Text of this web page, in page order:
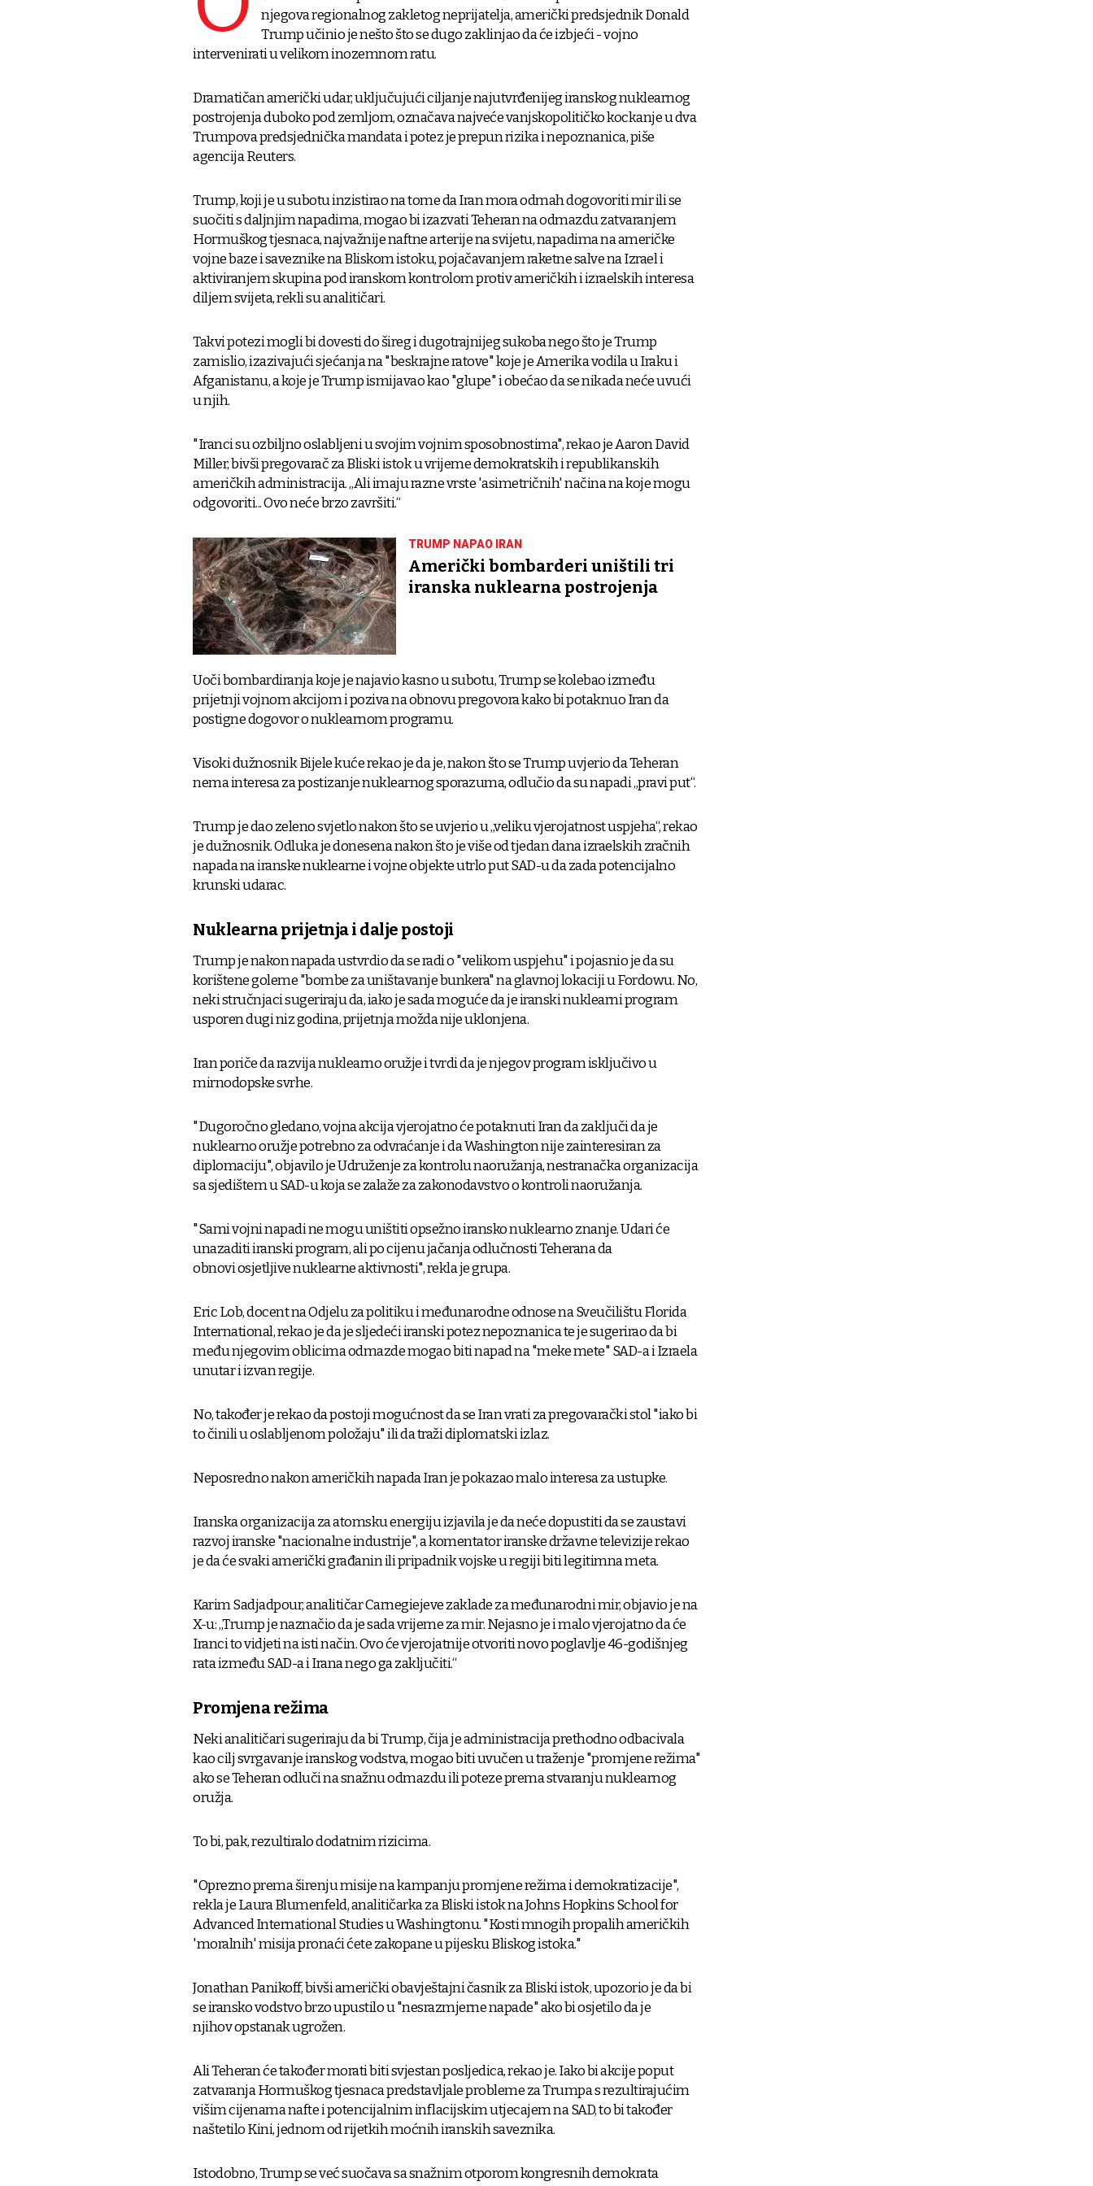
njegova regionalnog zakletog neprijatelja, američki predsjednik Donald
Trump učinio je nešto što se dugo zaklinjao da će izbjeći - vojno
intervenirati u velikom inozemnom ratu.
Dramatičan američki udar, uključujući ciljanje najutvrđenijeg iranskog nuklearnog
postrojenja duboko pod zemljom, označava najveće vanjskopolitičko kockanje u dva
Trumpova predsjednička mandata i potez je prepun rizika i nepoznanica, piše
agencija Reuters.
Trump, koji je u subotu inzistirao na tome da Iran mora odmah dogovoriti mir ili se
suočiti s daljnjim napadima, mogao bi izazvati Teheran na odmazdu zatvaranjem
Hormuškog tjesnaca, najvažnije naftne arterije na svijetu, napadima na američke
vojne baze i saveznike na Bliskom istoku, pojačavanjem raketne salve na Izrael i
aktiviranjem skupina pod iranskom kontrolom protiv američkih i izraelskih interesa
diljem svijeta, rekli su analitičari.
Takvi potezi mogli bi dovesti do šireg i dugotrajnijeg sukoba nego što je Trump
zamislio, izazivajući sjećanja na "beskrajne ratove" koje je Amerika vodila u Iraku i
Afganistanu, a koje je Trump ismijavao kao "glupe" i obećao da se nikada neće uvući
u njih.
"Iranci su ozbiljno oslabljeni u svojim vojnim sposobnostima", rekao je Aaron David
Miller, bivši pregovarač za Bliski istok u vrijeme demokratskih i republikanskih
američkih administracija. „Ali imaju razne vrste 'asimetričnih' načina na koje mogu
odgovoriti... Ovo neće brzo završiti.“
TRUMP NAPAO IRAN
Američki bombarderi uništili tri
iranska nuklearna postrojenja
Uoči bombardiranja koje je najavio kasno u subotu, Trump se kolebao između
prijetnji vojnom akcijom i poziva na obnovu pregovora kako bi potaknuo Iran da
postigne dogovor o nuklearnom programu.
Visoki dužnosnik Bijele kuće rekao je da je, nakon što se Trump uvjerio da Teheran
nema interesa za postizanje nuklearnog sporazuma, odlučio da su napadi „pravi put“.
Trump je dao zeleno svjetlo nakon što se uvjerio u „veliku vjerojatnost uspjeha“, rekao
je dužnosnik. Odluka je donesena nakon što je više od tjedan dana izraelskih zračnih
napada na iranske nuklearne i vojne objekte utrlo put SAD-u da zada potencijalno
krunski udarac.
Nuklearna prijetnja i dalje postoji
Trump je nakon napada ustvrdio da se radi o "velikom uspjehu" i pojasnio je da su
korištene goleme "bombe za uništavanje bunkera" na glavnoj lokaciji u Fordowu. No,
neki stručnjaci sugeriraju da, iako je sada moguće da je iranski nuklearni program
usporen dugi niz godina, prijetnja možda nije uklonjena.
Iran poriče da razvija nuklearno oružje i tvrdi da je njegov program isključivo u
mirnodopske svrhe.
"Dugoročno gledano, vojna akcija vjerojatno će potaknuti Iran da zaključi da je
nuklearno oružje potrebno za odvraćanje i da Washington nije zainteresiran za
diplomaciju", objavilo je Udruženje za kontrolu naoružanja, nestranačka organizacija
sa sjedištem u SAD-u koja se zalaže za zakonodavstvo o kontroli naoružanja.
"Sami vojni napadi ne mogu uništiti opsežno iransko nuklearno znanje. Udari će
unazaditi iranski program, ali po cijenu jačanja odlučnosti Teherana da
obnovi osjetljive nuklearne aktivnosti", rekla je grupa.
Eric Lob, docent na Odjelu za politiku i međunarodne odnose na Sveučilištu Florida
International, rekao je da je sljedeći iranski potez nepoznanica te je sugerirao da bi
među njegovim oblicima odmazde mogao biti napad na "meke mete" SAD-a i Izraela
unutar i izvan regije.
No, također je rekao da postoji mogućnost da se Iran vrati za pregovarački stol "iako bi
to činili u oslabljenom položaju" ili da traži diplomatski izlaz.
Neposredno nakon američkih napada Iran je pokazao malo interesa za ustupke.
Iranska organizacija za atomsku energiju izjavila je da neće dopustiti da se zaustavi
razvoj iranske "nacionalne industrije", a komentator iranske državne televizije rekao
je da će svaki američki građanin ili pripadnik vojske u regiji biti legitimna meta.
Karim Sadjadpour, analitičar Carnegiejeve zaklade za međunarodni mir, objavio je na
X-u: „Trump je naznačio da je sada vrijeme za mir. Nejasno je i malo vjerojatno da će
Iranci to vidjeti na isti način. Ovo će vjerojatnije otvoriti novo poglavlje 46-godišnjeg
rata između SAD-a i Irana nego ga zaključiti.“
Promjena režima
Neki analitičari sugeriraju da bi Trump, čija je administracija prethodno odbacivala
kao cilj svrgavanje iranskog vodstva, mogao biti uvučen u traženje "promjene režima"
ako se Teheran odluči na snažnu odmazdu ili poteze prema stvaranju nuklearnog
oružja.
To bi, pak, rezultiralo dodatnim rizicima.
"Oprezno prema širenju misije na kampanju promjene režima i demokratizacije",
rekla je Laura Blumenfeld, analitičarka za Bliski istok na Johns Hopkins School for
Advanced International Studies u Washingtonu. "Kosti mnogih propalih američkih
'moralnih' misija pronaći ćete zakopane u pijesku Bliskog istoka."
Jonathan Panikoff, bivši američki obavještajni časnik za Bliski istok, upozorio je da bi
se iransko vodstvo brzo upustilo u "nesrazmjerne napade" ako bi osjetilo da je
njihov opstanak ugrožen.
Ali Teheran će također morati biti svjestan posljedica, rekao je. Iako bi akcije poput
zatvaranja Hormuškog tjesnaca predstavljale probleme za Trumpa s rezultirajućim
višim cijenama nafte i potencijalnim inflacijskim utjecajem na SAD, to bi također
naštetilo Kini, jednom od rijetkih moćnih iranskih saveznika.
Istodobno, Trump se već suočava sa snažnim otporom kongresnih demokrata